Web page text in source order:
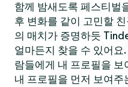
함께 밤새도록 페스티벌
후 변화를 같이 고민할
의 매치가 증명하듯
얼마든지 찾을 수 있어
람들에게 내 프로필을 보
내 프로필을 먼저 보여주